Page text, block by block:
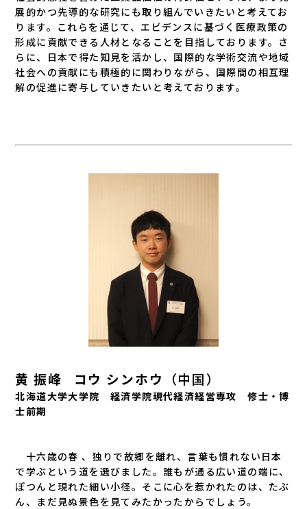
展的かつ先導的な研究にも取り組んでいきたいと考えてお
ります。これらを通じて、エビデンスに基づく医療政策の
形成に貢献できる人材となることを目指しております。さ
らに、日本で得た知見を活かし、国際的な学術交流や地域
社会への貢献にも積極的に関わりながら、国際間の相互理
解の促進に寄与していきたいと考えております。
黄 振峰 コウ シンホウ （中国）
北海道大学大学院 経済学院現代経済経営専攻 修士・博
士前期
十六歳の春 、独りで故郷を離れ、言葉も慣れない日本
で学ぶという道を選びました。誰もが通る広い道の端に、
ぽつんと現れた細い小径。そこに心を惹かれたのは、たぶ
ん、まだ見ぬ景色を見てみたかったからでしょう。